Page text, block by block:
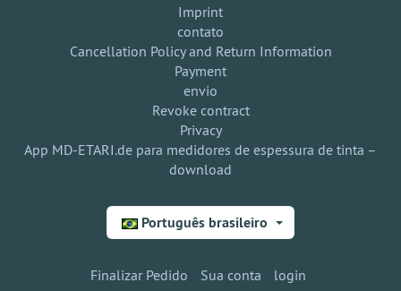
Imprint
contato
Cancellation Policy and Return Information
Payment
envio
Revoke contract
Privacy
App MD-ETARI.de para medidores de espessura de tinta –
download
Português brasileiro
Finalizar Pedido Sua conta login